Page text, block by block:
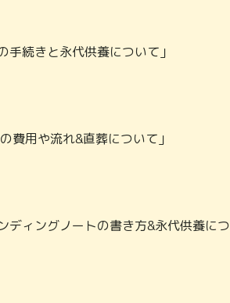
続きと永代供養について」
用や流れ&直葬について」
ィングノートの書き方&永代供養につ